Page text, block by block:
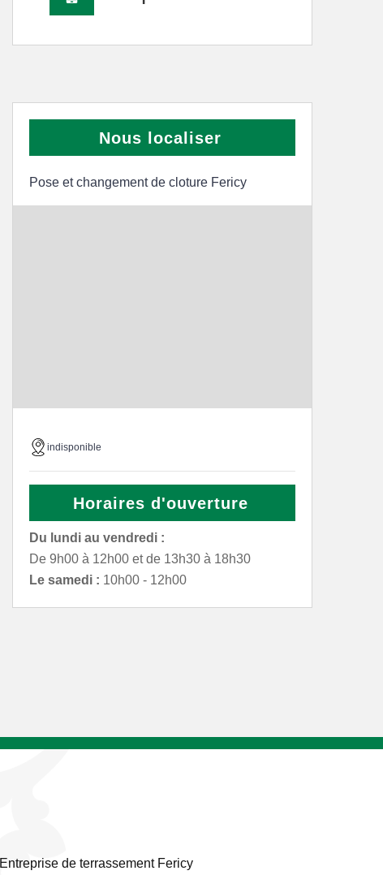
Nous localiser
Pose et changement de cloture Fericy
indisponible
Horaires d'ouverture
Du lundi au vendredi :
De 9h00 à 12h00 et de 13h30 à 18h30
Le samedi : 10h00 - 12h00
Entreprise de terrassement Fericy